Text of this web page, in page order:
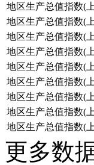
地区生产总值指数(
地区生产总值指数(
地区生产总值指数(
地区生产总值指数(
地区生产总值指数(
地区生产总值指数(
地区生产总值指数(
地区生产总值指数(
地区生产总值指数(
更多数